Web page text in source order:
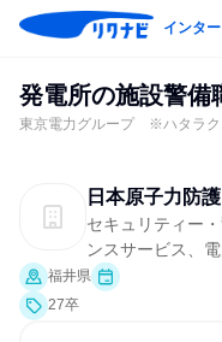
インタ
発電所の施設警備
東京電力グループ ※ハタラク
日本原子力防
セキュリティー
ンスサービス、
福井県
27卒